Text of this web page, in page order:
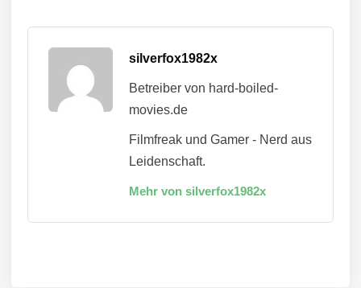
silverfox1982x
Betreiber von hard-boiled-
movies.de
Filmfreak und Gamer - Nerd aus
Leidenschaft.
Mehr von silverfox1982x